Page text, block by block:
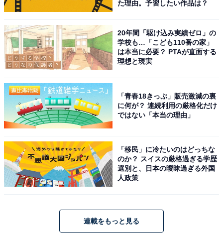
た理由。予習したい作品は？
20年間「駆け込み実績ゼロ」の
学校も…「こども110番の家」
は本当に必要？ PTAが直面する
理想と現実
「青春18きっぷ」販売激減の裏
に何が？ 連続利用の厳格化だけ
ではない「本当の理由」
「移民」に冷たいのはどっちな
のか？ スイスの厳格過ぎる学歴
選別と、日本の曖昧過ぎる外国
人政策
連載をもっと見る